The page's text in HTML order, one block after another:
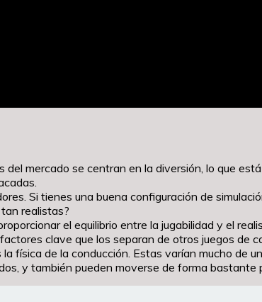
mercado se centran en la diversión, lo que
Si tienes una buena configuración de
realistas?
el equilibrio entre la jugabilidad y el
clave que los separan de otros juegos de
física de la conducción. Estas varían mucho de
y también pueden moverse de forma bastante